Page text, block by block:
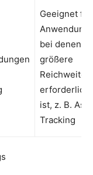
Geeignet für
bei denen
größere
Reichweite
erforderlich
ist, z. B.
Tracking